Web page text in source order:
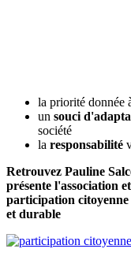
la priorité donnée
un souci
société
la responsabilité
Retrouvez Pauline
présente l'association
participation
et durable